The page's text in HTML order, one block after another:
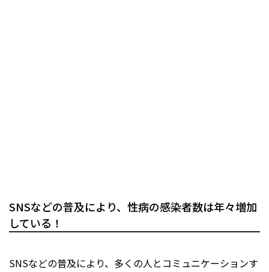
SNSなどの普及により、性病の感染者数は年々増加
している！
SNSなどの普及により、多くの人とコミュニケーションす